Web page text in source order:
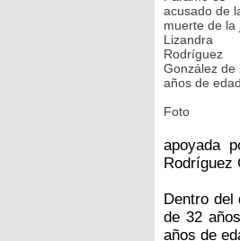
acusado de
muerte de la
Lizandra
Rodríguez
González de
años de edad.
Foto
apoyada
Rodríguez
Dentro del
de 32
años de